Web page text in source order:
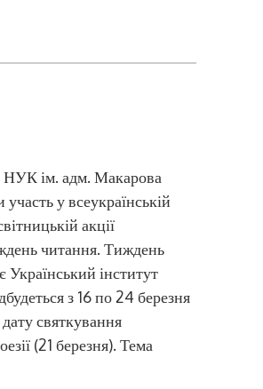
НУК ім. адм. Макарова
у всеукраїнській
акції
читання. Тиждень
Український інститут
з 16 по 24 березня
святкування
(21 березня). Тема